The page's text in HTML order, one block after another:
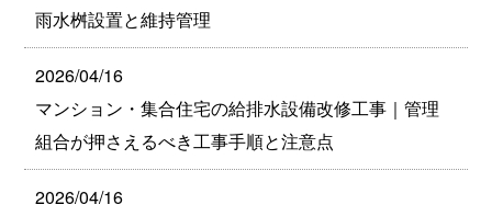
雨水桝設置と維持管理
2026/04/16
マンション・集合住宅の給排水設備改修工事｜管理
組合が押さえるべき工事手順と注意点
2026/04/16